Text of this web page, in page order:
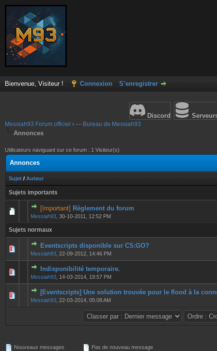
Bienvenue, Visiteur ! Connexion S’enregistrer
Discord
Messiah93 Forum officiel › — Bureau de Messiah93
Annonces
Utilisateurs naviguant sur ce forum : 1 Visiteur(s)
Annonces
Sujet / Auteur
Sujets importants
[Important] Règlement du forum
Messiah93 30-10-2011, 12:52 PM
0 Votes - 0 sur 5 en moyenne
1 2345
Sujets normaux
Eventscripts disponible sur CS:GO?
Messiah93 22-09-2012, 14:46 PM
0 Votes - 0 sur 5 en moyenne
123 45
Indisponibilité temporaire.
Messiah93 14-03-2014, 19:57 PM
0 Votes - 0 sur 5 en moyenne
12345
[Eventscripts] Une solution trouvée pour le flood à la
Messiah93 22-03-2014, 05:08 AM
0 Votes - 0 sur 5 en moyenne
12345
Nouveaux messages
Pas de nouveau message